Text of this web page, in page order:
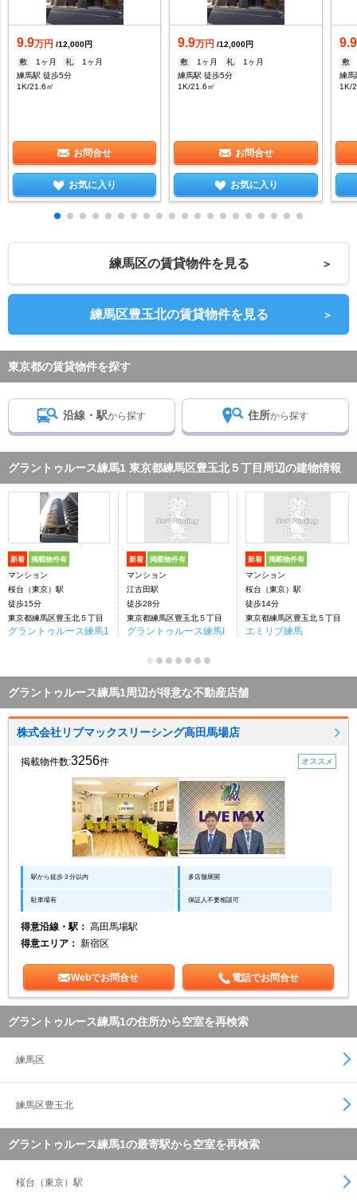
9.9万円 /12,000円
敷
1ヶ月 礼
1ヶ月
練馬駅 徒歩5分
1K/21.6㎡
お問合せ
お気に入り
9.9万円 /12,000円
敷
1ヶ月 礼
1ヶ月
練馬駅 徒歩5分
1K/21.6㎡
お問合せ
お気に入り
9.9
敷
練馬
1K/
練馬区の賃貸物件を見る ＞
練馬区豊玉北の賃貸物件を見る ＞
東京都の賃貸物件を探す
沿線・駅から探す 住所から探す
グラントゥルース練馬1 東京都練馬区豊玉北５丁目周辺の建物情報
新着 掲載物件有
マンション
桜台（東京）駅
徒歩15分
東京都練馬区豊玉北５丁目
グラントゥルース練馬1
新着 掲載物件有
マンション
江古田駅
徒歩28分
東京都練馬区豊玉北５丁目
グラントゥルース練馬I
新着 掲載物件有
マンション
桜台（東京）駅
徒歩14分
東京都練馬区豊玉北５丁目
エミリブ練馬
グラントゥルース練馬1周辺が得意な不動産店舗
株式会社リブマックスリーシング高田馬場店
掲載物件数:3256件 オススメ
駅から徒歩３分以内 多店舗展開
駐車場有 保証人不要相談可
得意沿線・駅： 高田馬場駅
得意エリア： 新宿区
Webでお問合せ 電話でお問合せ
グラントゥルース練馬1の住所から空室を再検索
練馬区
練馬区豊玉北
グラントゥルース練馬1の最寄駅から空室を再検索
桜台（東京）駅